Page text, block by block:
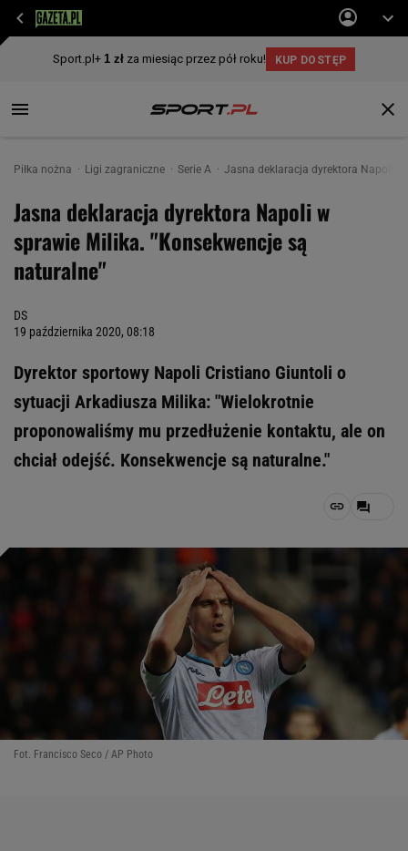
Piłka nożna Ligi zagraniczne Serie A Jasna deklaracja dyrektora Napoli
Jasna deklaracja dyrektora Napoli w
sprawie Milika. "Konsekwencje są
naturalne"
DS
19 października 2020, 08:18
Dyrektor sportowy Napoli Cristiano Giuntoli o
sytuacji Arkadiusza Milika: "Wielokrotnie
proponowaliśmy mu przedłużenie kontaktu, ale on
chciał odejść. Konsekwencje są naturalne."
Fot. Francisco Seco / AP Photo